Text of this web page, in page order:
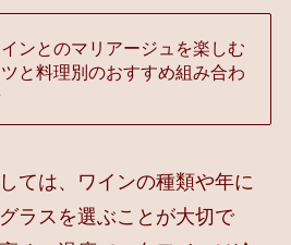
ンとのマリアージュを楽しむ
と料理別のおすすめ組み合わ
ては、ワインの種類や年に
ラスを選ぶことが大切で